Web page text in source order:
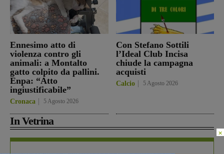
Ennesimo atto di
violenza contro gli
animali: a Montalto
gatto colpito da pallini.
Enpa: “Atto
ingiustificabile”
Cronaca 5 Agosto 2026
Con Stefano Sottili
l’Ideal Club Incisa
chiude la campagna
acquisti
Calcio 5 Agosto 2026
In Vetrina
×